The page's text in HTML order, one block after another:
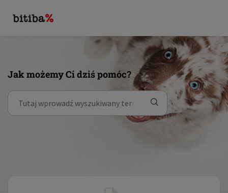
Jak możemy Ci dziś pomóc?